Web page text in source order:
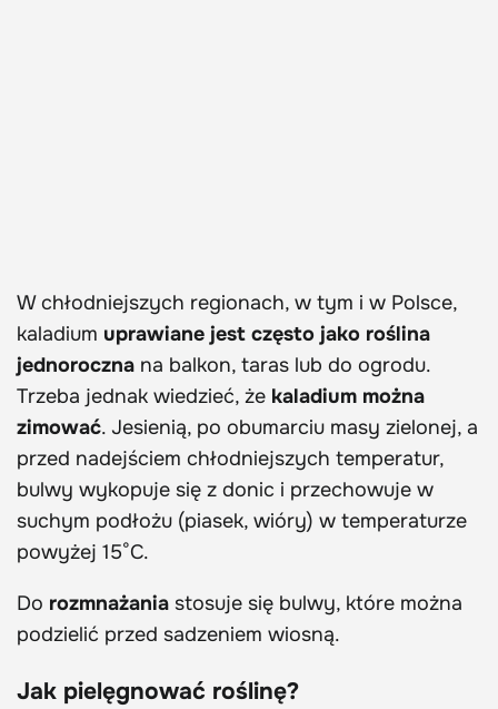
W chłodniejszych regionach, w tym i w Polsce,
kaladium uprawiane jest często jako roślina
jednoroczna na balkon, taras lub do ogrodu.
Trzeba jednak wiedzieć, że kaladium można
zimować. Jesienią, po obumarciu masy zielonej, a
przed nadejściem chłodniejszych temperatur,
bulwy wykopuje się z donic i przechowuje w
suchym podłożu (piasek, wióry) w temperaturze
powyżej 15°C.
Do rozmnażania stosuje się bulwy, które można
podzielić przed sadzeniem wiosną.
Jak pielęgnować roślinę?